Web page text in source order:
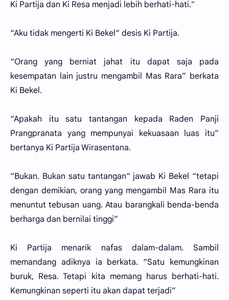
Ki Partija dan Ki Resa menjadi lebih berhati-hati."
“Aku tidak mengerti Ki Bekel“ desis Ki Partija.
“Orang yang berniat jahat itu dapat saja pada
kesempatan lain justru mengambil Mas Rara” berkata
Ki Bekel.
“Apakah itu satu tantangan kepada Raden Panji
Prangpranata yang mempunyai kekuasaan luas itu”
bertanya Ki Partija Wirasentana.
“Bukan. Bukan satu tantangan“ jawab Ki Bekel “tetapi
dengan demikian, orang yang mengambil Mas Rara itu
menuntut tebusan uang. Atau barangkali benda-benda
berharga dan bernilai tinggi”
Ki Partija menarik nafas dalam-dalam. Sambil
memandang adiknya ia berkata. “Satu kemungkinan
buruk, Resa. Tetapi kita memang harus berhati-hati.
Kemungkinan seperti itu akan dapat terjadi”